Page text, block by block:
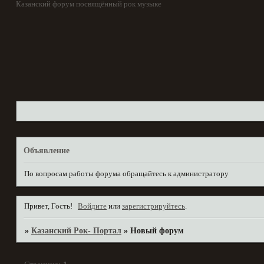
Казанский форум посвящённый рок музыке
Объявление
По вопросам работы форума обращайтесь к администратору
Привет, Гость! Войдите или зарегистрируйтесь.
» Казанский Рок- Портал » Новый форум